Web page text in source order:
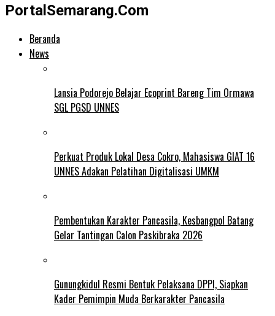
PortalSemarang.Com
Beranda
News
Lansia Podorejo Belajar Ecoprint Bareng Tim Ormawa
SGL PGSD UNNES
Perkuat Produk Lokal Desa Cokro, Mahasiswa GIAT 16
UNNES Adakan Pelatihan Digitalisasi UMKM
Pembentukan Karakter Pancasila, Kesbangpol Batang
Gelar Tantingan Calon Paskibraka 2026
Gunungkidul Resmi Bentuk Pelaksana DPPI, Siapkan
Kader Pemimpin Muda Berkarakter Pancasila